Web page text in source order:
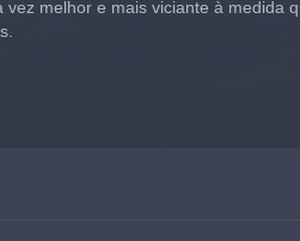
melhor e mais viciante à medida